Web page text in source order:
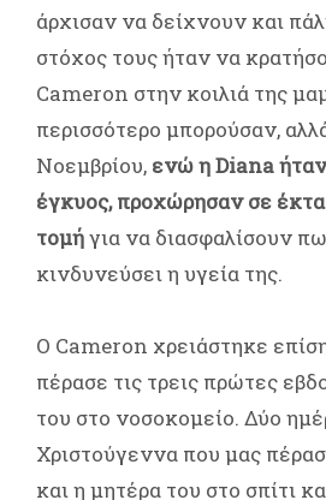
άρχισαν να δείχνουν και
στόχος τους ήταν να
Cameron στην κοιλιά της
περισσότερο μπορούσαν,
Νοεμβρίου, ενώ η Diana
έγκυος, προχώρησαν σε
τομήγια να διασφαλίσουν
κινδυνεύσει η υγεία της.
Ο Cameron χρειάστηκε
πέρασε τις τρεις πρώτες
του στο νοσοκομείο. Δύο
Χριστούγεννα που μας
και η μητέρα του στο σπίτι